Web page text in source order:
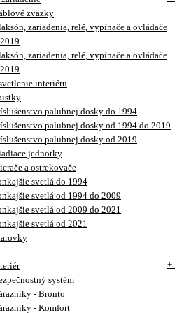
zväzky
zariadenia, relé, vypínače a ovládače
zariadenia, relé, vypínače a ovládače
interiéru
palubnej dosky do 1994
palubnej dosky od 1994 do 2019
palubnej dosky od 2019
jednotky
a ostrekovače
svetlá do 1994
svetlá od 1994 do 2009
svetlá od 2009 do 2021
svetlá od 2021
+-
systém
- Bronto
- Komfort